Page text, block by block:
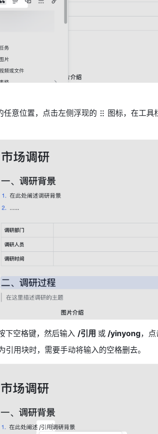
任意位置，点击左侧浮现的
下空格键，然后输入 /引用 或 /yinyong，点
引用块时，需要手动将输入的空格删去。